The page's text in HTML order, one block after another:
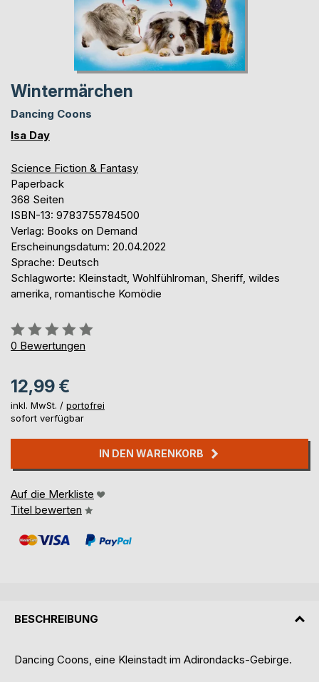
Wintermärchen
Dancing Coons
Isa Day
Science Fiction & Fantasy
Paperback
368 Seiten
ISBN-13: 9783755784500
Verlag: Books on Demand
Erscheinungsdatum: 20.04.2022
Sprache: Deutsch
Schlagworte: Kleinstadt, Wohlfühlroman, Sheriff, wildes
amerika, romantische Komödie
Bewertung::
0%
0 Bewertungen
12,99 €
inkl. MwSt. / portofrei
sofort verfügbar
IN DEN WARENKORB
Auf die Merkliste
Titel bewerten
BESCHREIBUNG
Dancing Coons, eine Kleinstadt im Adirondacks-Gebirge.